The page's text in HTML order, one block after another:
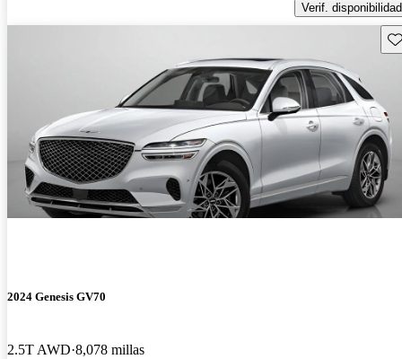
Verif. disponibilidad
2024 Genesis GV70
2.5T AWD 8,078 millas